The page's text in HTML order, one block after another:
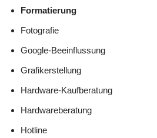
Formatierung
Fotografie
Google-Beeinflussung
Grafikerstellung
Hardware-Kaufberatung
Hardwareberatung
Hotline